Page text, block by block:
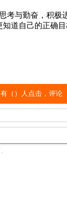
与勤奋，积极
道自己的正确目
（ ）人点击，评论